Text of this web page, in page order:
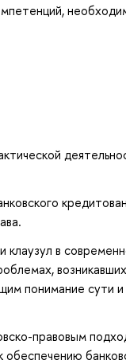
в
понимание сути
правовым
обеспечению